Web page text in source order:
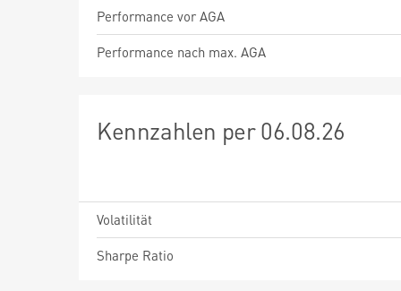
Performance vor AGA
Performance nach max. AGA
Kennzahlen per 06.08.26
Volatilität
Sharpe Ratio